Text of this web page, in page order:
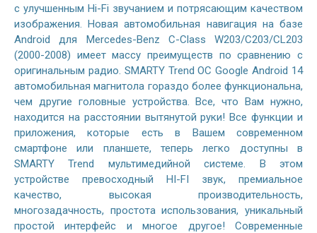
с улучшенным Hi-Fi звучанием и потрясающим качеством
изображения. Новая автомобильная навигация на базе
Android для Mercedes-Benz C-Class W203/C203/CL203
(2000-2008) имеет массу преимуществ по сравнению с
оригинальным радио. SMARTY Trend ОС Google Android 14
автомобильная магнитола гораздо более функциональна,
чем другие головные устройства. Все, что Вам нужно,
находится на расстоянии вытянутой руки! Все функции и
приложения, которые есть в Вашем современном
смартфоне или планшете, теперь легко доступны в
SMARTY Trend мультимедийной системе. В этом
устройстве превосходный HI-FI звук, премиальное
качество, высокая производительность,
многозадачность, простота использования, уникальный
простой интерфейс и многое другое! Современные